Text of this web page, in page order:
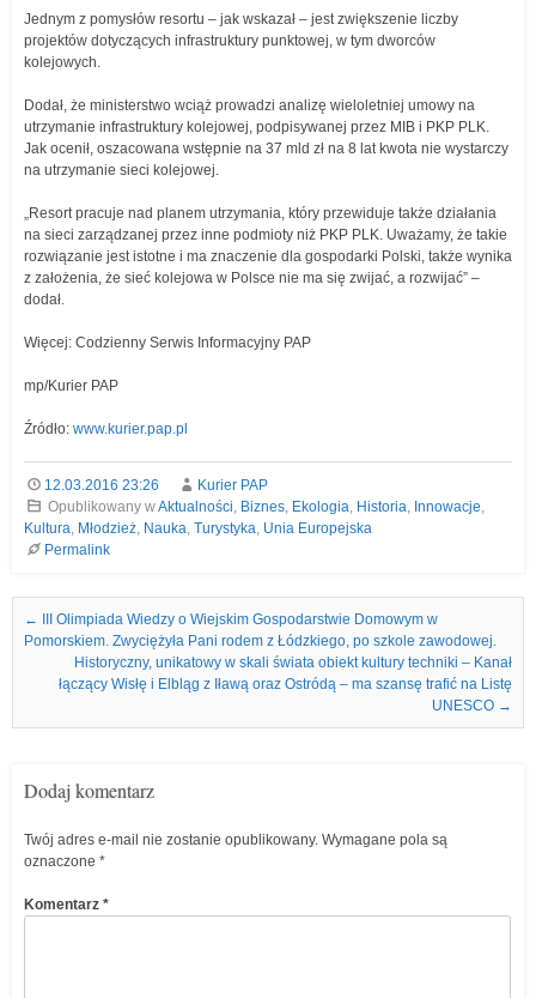
Jednym z pomysłów resortu – jak wskazał – jest zwiększenie liczby
projektów dotyczących infrastruktury punktowej, w tym dworców
kolejowych.
Dodał, że ministerstwo wciąż prowadzi analizę wieloletniej umowy na
utrzymanie infrastruktury kolejowej, podpisywanej przez MIB i PKP PLK.
Jak ocenił, oszacowana wstępnie na 37 mld zł na 8 lat kwota nie wystarczy
na utrzymanie sieci kolejowej.
„Resort pracuje nad planem utrzymania, który przewiduje także działania
na sieci zarządzanej przez inne podmioty niż PKP PLK. Uważamy, że takie
rozwiązanie jest istotne i ma znaczenie dla gospodarki Polski, także wynika
z założenia, że sieć kolejowa w Polsce nie ma się zwijać, a rozwijać” –
dodał.
Więcej: Codzienny Serwis Informacyjny PAP
mp/Kurier PAP
Źródło: www.kurier.pap.pl
12.03.2016 23:26
Kurier PAP
Opublikowany wAktualności, Biznes, Ekologia, Historia, Innowacje,
Kultura, Młodzież, Nauka, Turystyka, Unia Europejska
Permalink
Nawigacja we wpisach
←
III Olimpiada Wiedzy o Wiejskim Gospodarstwie Domowym w
Pomorskiem. Zwyciężyła Pani rodem z Łódzkiego, po szkole zawodowej.
Historyczny, unikatowy w skali świata obiekt kultury techniki – Kanał
łączący Wisłę i Elbląg z Iławą oraz Ostródą – ma szansę trafić na Listę
UNESCO →
Dodaj komentarz
Twój adres e-mail nie zostanie opublikowany. Wymagane pola są
oznaczone *
Komentarz *